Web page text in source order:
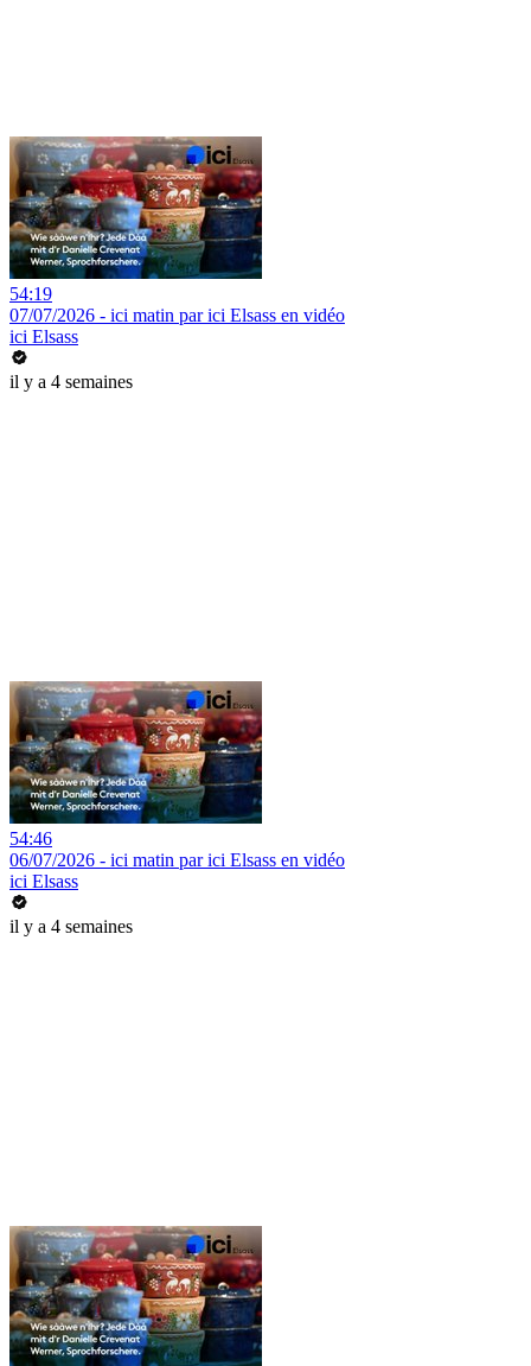
54:19
07/07/2026 - ici matin par ici Elsass en vidéo
ici Elsass
il y a 4 semaines
54:46
06/07/2026 - ici matin par ici Elsass en vidéo
ici Elsass
il y a 4 semaines